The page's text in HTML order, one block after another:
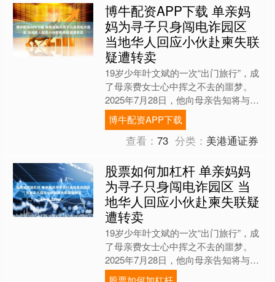
博牛配资APP下载 单亲妈
妈为寻子只身闯电诈园区
当地华人回应小伙赴柬失联
疑遭转卖
19岁少年叶文斌的一次“出门旅行”，成
了母亲费女士心中挥之不去的噩梦。
2025年7月28日，他向母亲告知将与同
学结伴前往南昌旅游，脚步却悄然辗转
云南、广西两地；....
博牛配资APP下载
查看：73 分类： 美港通证券
股票如何加杠杆 单亲妈妈
为寻子只身闯电诈园区 当
地华人回应小伙赴柬失联疑
遭转卖
19岁少年叶文斌的一次“出门旅行”，成
了母亲费女士心中挥之不去的噩梦。
2025年7月28日，他向母亲告知将与同
学结伴前往南昌旅游，脚步却悄然辗转